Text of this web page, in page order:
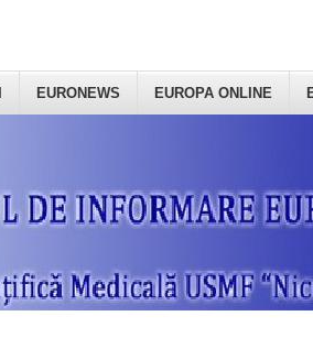
EURONEWS EUROPA ONLINE